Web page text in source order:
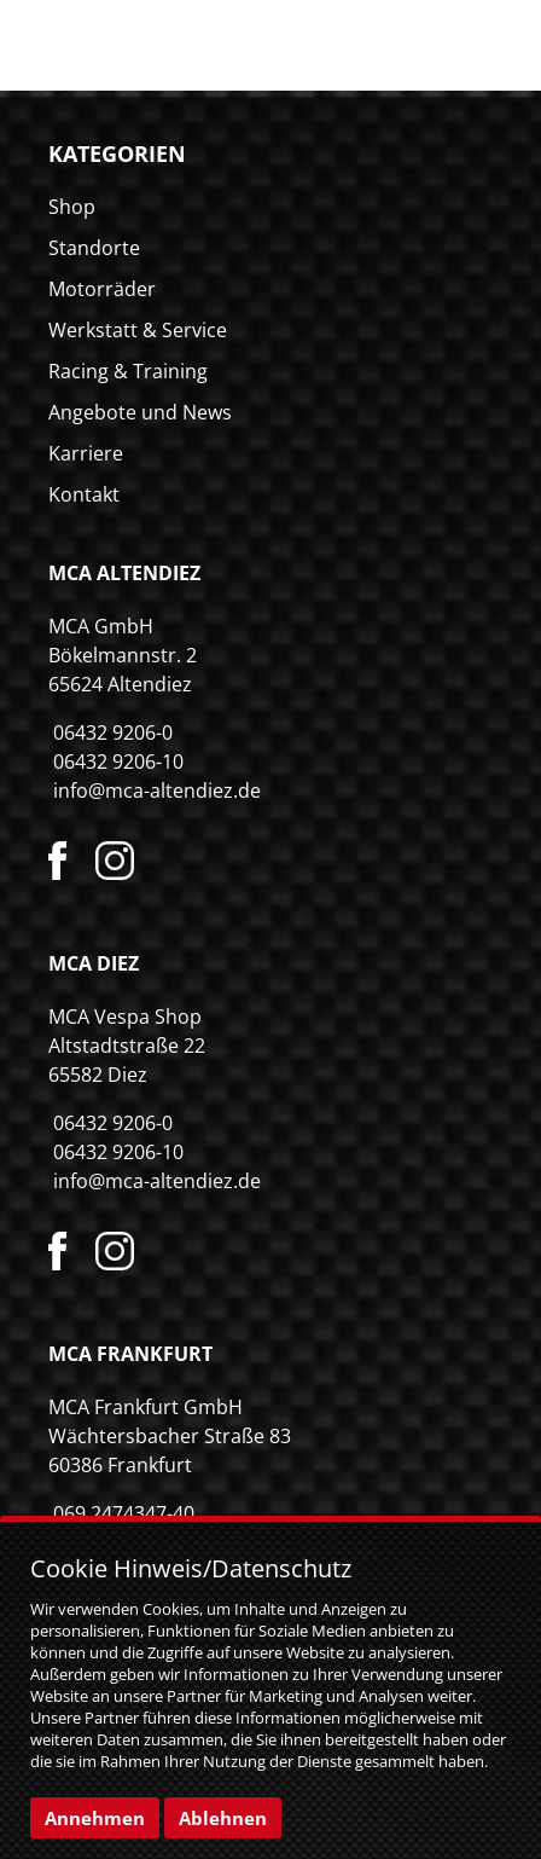
KATEGORIEN
Shop
Standorte
Motorräder
Werkstatt & Service
Racing & Training
Angebote und News
Karriere
Kontakt
MCA ALTENDIEZ
MCA GmbH
Bökelmannstr. 2
65624 Altendiez
06432 9206-0
06432 9206-10
info@mca-altendiez.de
MCA DIEZ
MCA Vespa Shop
Altstadtstraße 22
65582 Diez
06432 9206-0
06432 9206-10
info@mca-altendiez.de
MCA FRANKFURT
MCA Frankfurt GmbH
Wächtersbacher Straße 83
60386 Frankfurt
069 2474347-40
info@mca-frankfurt.de
© MCA GmbH 2026|web relaunch by attentio
Cookie Hinweis/Datenschutz
Wir verwenden Cookies, um Inhalte und Anzeigen zu
personalisieren, Funktionen für Soziale Medien anbieten zu
können und die Zugriffe auf unsere Website zu analysieren.
Außerdem geben wir Informationen zu Ihrer Verwendung unserer
Website an unsere Partner für Marketing und Analysen weiter.
Unsere Partner führen diese Informationen möglicherweise mit
weiteren Daten zusammen, die Sie ihnen bereitgestellt haben oder
die sie im Rahmen Ihrer Nutzung der Dienste gesammelt haben.
Website weiterhin nutzen.
Annehmen Ablehnen